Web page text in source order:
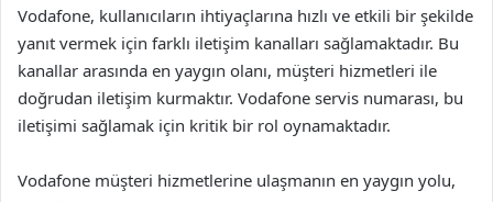
Vodafone, kullanıcıların ihtiyaçlarına hızlı ve etkili bir şekilde
yanıt vermek için farklı iletişim kanalları sağlamaktadır. Bu
kanallar arasında en yaygın olanı, müşteri hizmetleri ile
doğrudan iletişim kurmaktır. Vodafone servis numarası, bu
iletişimi sağlamak için kritik bir rol oynamaktadır.
Vodafone müşteri hizmetlerine ulaşmanın en yaygın yolu,